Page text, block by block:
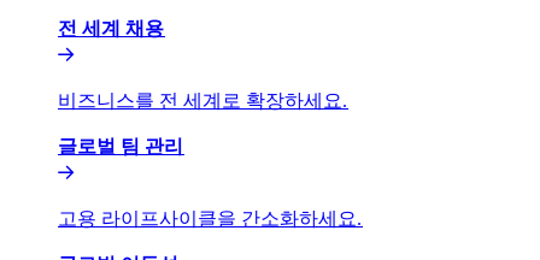
전 세계 채용​​
비즈니스를 전 세계로 확장하세요.​​
글로벌 팀 관리​​
고용 라이프사이클을 간소화하세요.​​